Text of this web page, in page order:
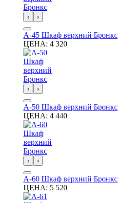
‹ ›
А-45 Шкаф верхний Бронкс
ЦЕНА: 4 320
‹ ›
А-50 Шкаф верхний Бронкс
ЦЕНА: 4 440
‹ ›
А-60 Шкаф верхний Бронкс
ЦЕНА: 5 520